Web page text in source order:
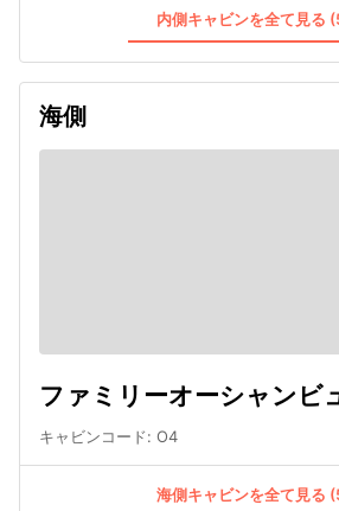
内側キャビンを全て見る
海側
ファミリーオーシャンビ
キャビンコード: O4
海側キャビンを全て見る